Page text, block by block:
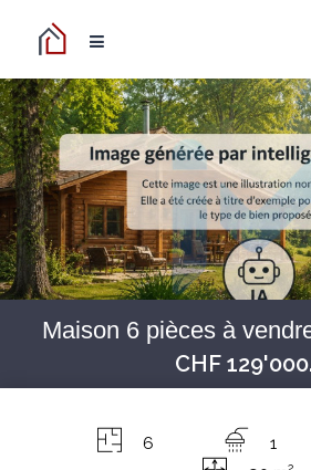
Maison 6 pièces à
CHF
6 1